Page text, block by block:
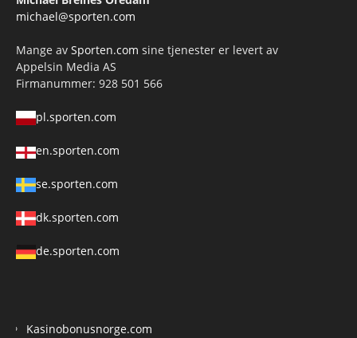
michael@sporten.com
Mange av Sporten.com sine tjenester er levert av
Appelsin Media AS
Firmanummer: 928 501 566
pl.sporten.com
en.sporten.com
se.sporten.com
dk.sporten.com
de.sporten.com
Kasinobonusnorge.com